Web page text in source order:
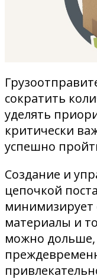
сократить
уделять
критически
успешно
Создание и
цепочкой
минимизирует
материалы и
можно дольше,